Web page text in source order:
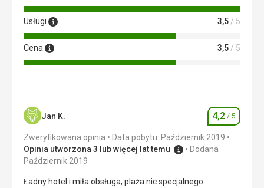
Usługi 3,5 / 5
Cena 3,5 / 5
Jan K. Ocena
4,2 / 5
Zweryfikowana opinia
Data pobytu: Październik 2019
Opinia utworzona 3 lub więcej lat temu
Dodana
Październik 2019
Ładny hotel i miła obsługa, plaża nic specjalnego.